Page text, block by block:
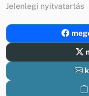
Jelenlegi nyitvatartás